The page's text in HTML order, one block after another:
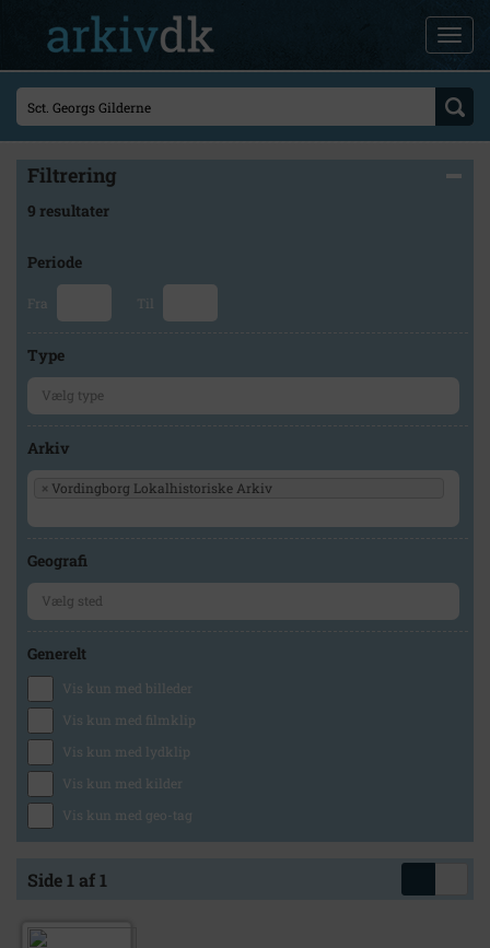
Filtrering
9 resultater
Periode
Fra Til
Type
Arkiv
× Vordingborg Lokalhistoriske Arkiv
Geografi
Generelt
Vis kun med billeder
Vis kun med filmklip
Vis kun med lydklip
Vis kun med kilder
Vis kun med geo-tag
Side 1 af 1